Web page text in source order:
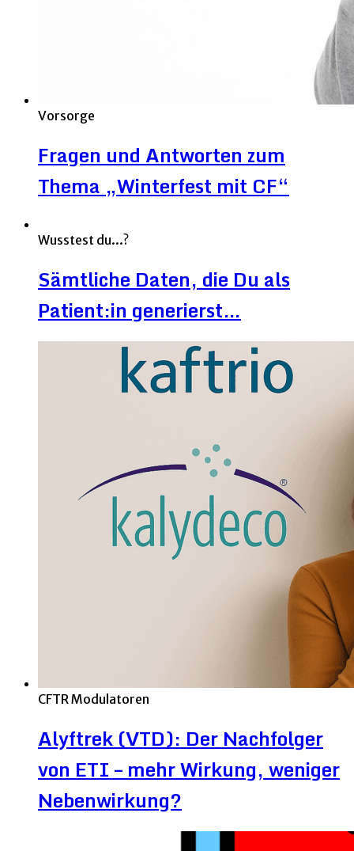
Vorsorge
Fragen und Antworten zum
Thema „Winterfest mit CF“
Wusstest du...?
Sämtliche Daten, die Du als
Patient:in generierst…
CFTR Modulatoren
Alyftrek (VTD): Der Nachfolger
von ETI – mehr Wirkung, weniger
Nebenwirkung?